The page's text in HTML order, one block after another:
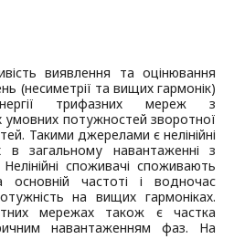
виявлення та оцінювання
(несиметрії та вищих гармонік)
трифазних мереж з
потужностей зворотної
Такими джерелами є нелінійні
в загальному навантаженні з
споживачі споживають
основній частоті і водночас
на вищих гармоніках.
мережах також є частка
навантаженням фаз. На